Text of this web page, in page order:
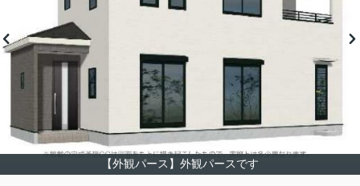
【外観パース】外観パースです